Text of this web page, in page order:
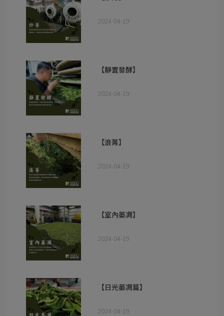
2024-04-19
【靜置發酵】
2024-04-19
【浪菁】
2024-04-19
【室內萎凋】
2024-04-19
【日光萎凋篇】
2024-04-19